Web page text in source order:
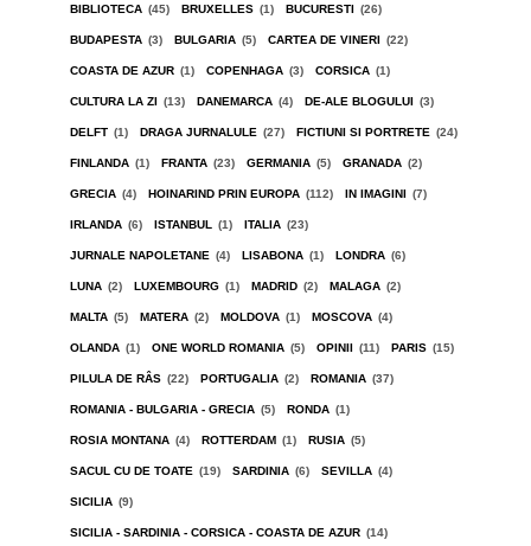
BIBLIOTECA (45) BRUXELLES (1) BUCURESTI (26)
BUDAPESTA (3) BULGARIA (5) CARTEA DE VINERI (22)
COASTA DE AZUR (1) COPENHAGA (3) CORSICA (1)
CULTURA LA ZI (13) DANEMARCA (4) DE-ALE BLOGULUI (3)
DELFT (1) DRAGA JURNALULE (27) FICTIUNI SI PORTRETE (24)
FINLANDA (1) FRANTA (23) GERMANIA (5) GRANADA (2)
GRECIA (4) HOINARIND PRIN EUROPA (112) IN IMAGINI (7)
IRLANDA (6) ISTANBUL (1) ITALIA (23)
JURNALE NAPOLETANE (4) LISABONA (1) LONDRA (6)
LUNA (2) LUXEMBOURG (1) MADRID (2) MALAGA (2)
MALTA (5) MATERA (2) MOLDOVA (1) MOSCOVA (4)
OLANDA (1) ONE WORLD ROMANIA (5) OPINII (11) PARIS (15)
PILULA DE RÂS (22) PORTUGALIA (2) ROMANIA (37)
ROMANIA - BULGARIA - GRECIA (5) RONDA (1)
ROSIA MONTANA (4) ROTTERDAM (1) RUSIA (5)
SACUL CU DE TOATE (19) SARDINIA (6) SEVILLA (4)
SICILIA (9)
SICILIA - SARDINIA - CORSICA - COASTA DE AZUR (14)